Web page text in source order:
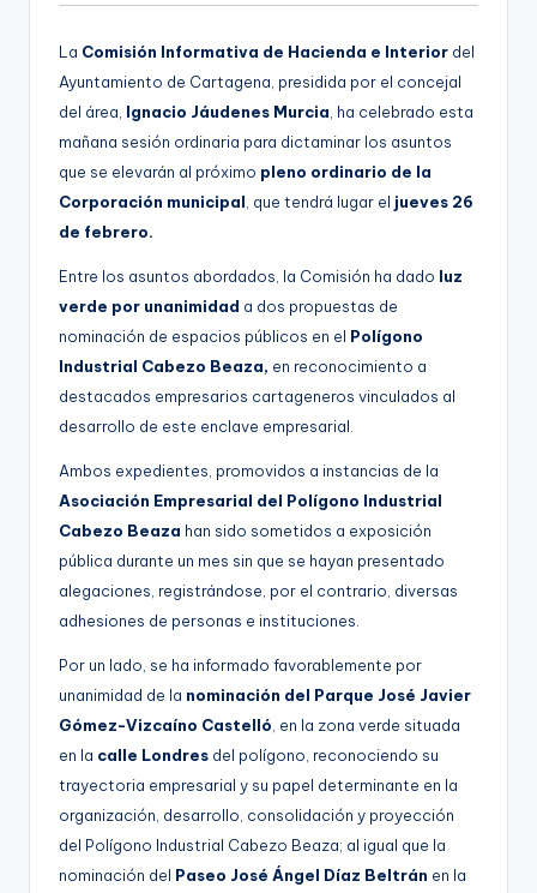
La Comisión Informativa de Hacienda e Interior del
Ayuntamiento de Cartagena, presidida por el concejal
del área, Ignacio Jáudenes Murcia , ha celebrado esta
mañana sesión ordinaria para dictaminar los asuntos
que se elevarán al próximo pleno ordinario de la
Corporación municipal , que tendrá lugar el jueves 26
de febrero.
Entre los asuntos abordados, la Comisión ha dado luz
verde por unanimidad a dos propuestas de
nominación de espacios públicos en el Polígono
Industrial Cabezo Beaza, en reconocimiento a
destacados empresarios cartageneros vinculados al
desarrollo de este enclave empresarial.
Ambos expedientes, promovidos a instancias de la
Asociación Empresarial del Polígono Industrial
Cabezo Beaza han sido sometidos a exposición
pública durante un mes sin que se hayan presentado
alegaciones, registrándose, por el contrario, diversas
adhesiones de personas e instituciones.
Por un lado, se ha informado favorablemente por
unanimidad de la nominación del Parque José Javier
Gómez-Vizcaíno Castelló , en la zona verde situada
en la calle Londres del polígono, reconociendo su
trayectoria empresarial y su papel determinante en la
organización, desarrollo, consolidación y proyección
del Polígono Industrial Cabezo Beaza; al igual que la
nominación del Paseo José Ángel Díaz Beltrán en la